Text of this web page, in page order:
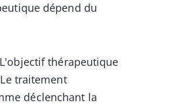
dépend du
thérapeutique
traitement
déclenchant la